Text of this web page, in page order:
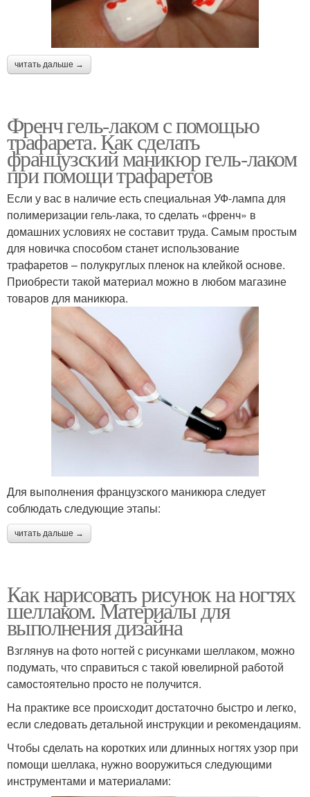
читать дальше →
Френч гель-лаком с помощью
трафарета. Как сделать
французский маникюр гель-лаком
при помощи трафаретов
Если у вас в наличие есть специальная УФ-лампа для
полимеризации гель-лака, то сделать «френч» в
домашних условиях не составит труда. Самым простым
для новичка способом станет использование
трафаретов – полукруглых пленок на клейкой основе.
Приобрести такой материал можно в любом магазине
товаров для маникюра.
Для выполнения французского маникюра следует
соблюдать следующие этапы:
читать дальше →
Как нарисовать рисунок на ногтях
шеллаком. Материалы для
выполнения дизайна
Взглянув на фото ногтей с рисунками шеллаком, можно
подумать, что справиться с такой ювелирной работой
самостоятельно просто не получится.
На практике все происходит достаточно быстро и легко,
если следовать детальной инструкции и рекомендациям.
Чтобы сделать на коротких или длинных ногтях узор при
помощи шеллака, нужно вооружиться следующими
инструментами и материалами: